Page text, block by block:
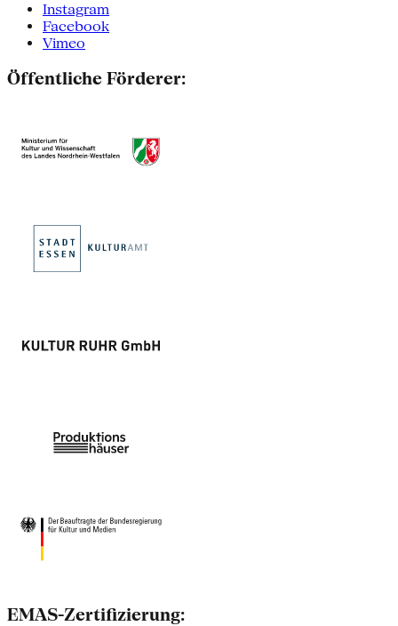
Instagram
Facebook
Vimeo
Öffentliche Förderer:
EMAS-Zertifizierung: